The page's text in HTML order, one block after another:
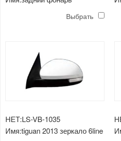
Выбрать
НЕТ:LS-VB-1035
Имя:tiguan 2013 зеркало 6line